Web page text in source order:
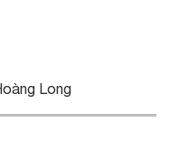
Long